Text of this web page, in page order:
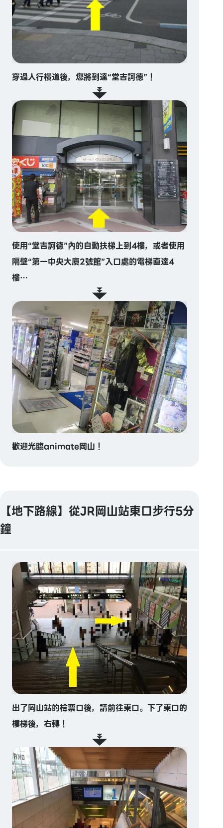
穿過人行橫道後，您將到達“堂吉訶德”！
使用“堂吉訶德”內的自動扶梯上到4樓，或者使用
隔壁“第一中央大廈2號館”入口處的電梯直達4
樓…
歡迎光臨animate岡山！
【地下路線】從JR岡山站東口步行5分
鐘
出了岡山站的檢票口後，請前往東口。下了東口的
樓梯後，右轉！